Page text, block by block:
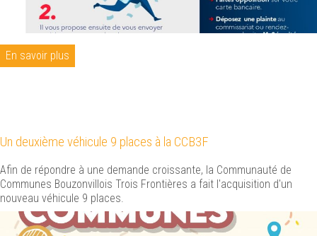
En savoir plus
Un deuxième véhicule 9 places à la CCB3F
Afin de répondre à une demande croissante, la Communauté de
Communes Bouzonvillois Trois Frontières a fait l'acquisition d'un
nouveau véhicule 9 places.